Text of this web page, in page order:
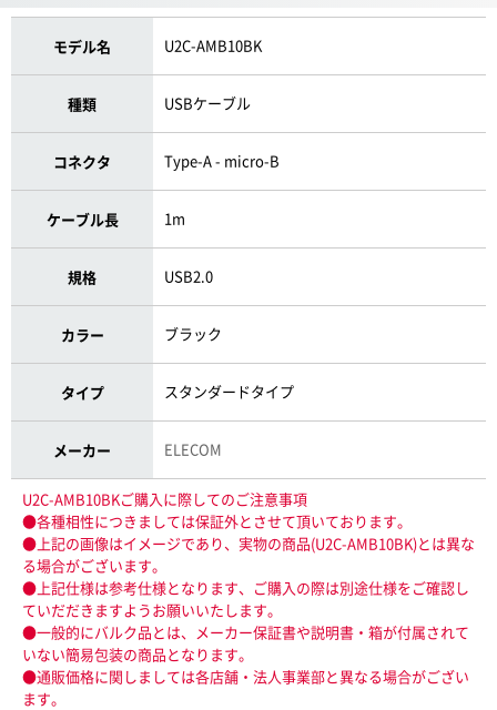
モデル名 U2C-AMB10BK
種類 USBケーブル
コネクタ Type-A - micro-B
ケーブル長 1m
規格 USB2.0
カラー ブラック
タイプ スタンダードタイプ
メーカー ELECOM
U2C-AMB10BKご購入に際してのご注意事項
●各種相性につきましては保証外とさせて頂いております。
●上記の画像はイメージであり、実物の商品(U2C-AMB10BK)とは異な
る場合がございます。
●上記仕様は参考仕様となります、ご購入の際は別途仕様をご確認し
ていだだきますようお願いいたします。
●一般的にバルク品とは、メーカー保証書や説明書・箱が付属されて
いない簡易包装の商品となります。
●通販価格に関しましては各店舗・法人事業部と異なる場合がござい
ます。